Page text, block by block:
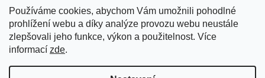
Používáme cookies, abychom Vám umožnili pohodlné
prohlížení webu a díky analýze provozu webu neustále
zlepšovali jeho funkce, výkon a použitelnost. Více
informací zde.
Radnická 4, Brno
úterý–pátek 11–19 h
sobota 14–19 h
+420 702 152 298